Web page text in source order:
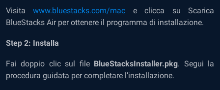
Visitawww.bluestacks.com/mac e clicca su Scarica
BlueStacks Air per ottenere il programma di installazione.
Step 2: Installa
Fai doppio clic sul file BlueStacksInstaller.pkg. Segui la
procedura guidata per completare l’installazione.